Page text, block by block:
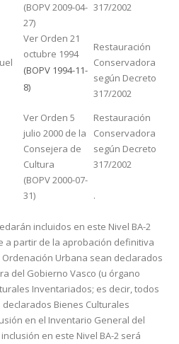
(BOPV 2009-04-
27)
317/2002
Ver Orden 21
octubre 1994
(BOPV 1994-11-
8)
Restauración
Conservadora
según Decreto
317/2002
Ver Orden 5
julio 2000 de la
Consejera de
Cultura
(BOPV 2000-07-
31)
Restauración
Conservadora
según Decreto
317/2002
.
incluidos en este Nivel BA-2
a partir de la aprobación definitiva
Urbana sean declarados
del Gobierno Vasco (u órgano
Inventariados; es decir, todos
Bienes Culturales
en el Inventario General del
en este Nivel BA-2 será